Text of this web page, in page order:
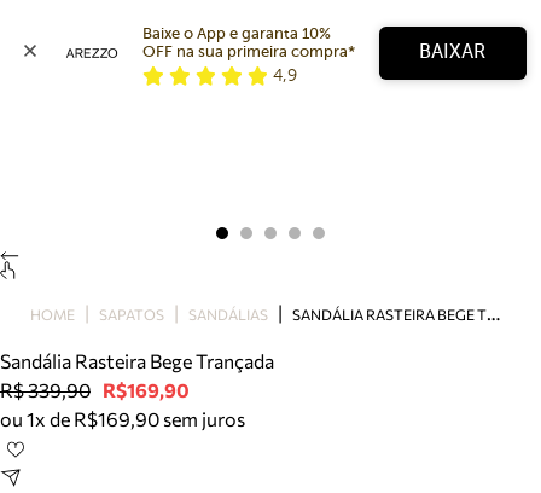
Bolsa
Tamanco
Tênis
Mule
Baixe o App e garanta 10%
OFF na sua primeira compra*
4,9
BAIXAR
HOME SAPATOS SANDÁLIAS S
ANDÁLIA RASTEIRA BEGE TRANÇADA
Sandália Rasteira Bege Trançada
R$ 339,90 R$169,90
ou 1x de R$169,90 sem juros